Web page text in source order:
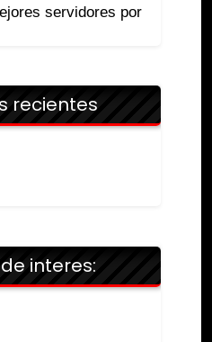
servidores por
recientes
interes: